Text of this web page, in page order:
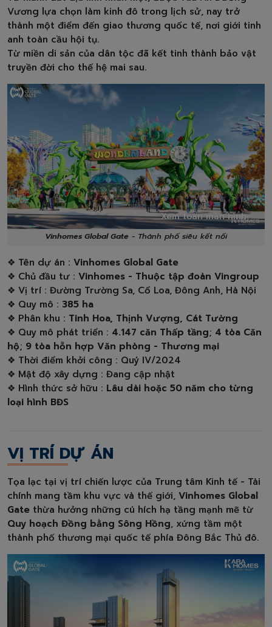
Vương lựa chọn làm kinh đô trong lịch sử, nay trở
thành một điểm đến giao thương quốc tế, nơi giới tinh
anh toàn cầu hội tụ.
Từ miền di sản của dân tộc đã kết tinh thành bảo vật
truyền đời cho thế hệ mai sau.
Xem toàn màn hình
Vinhomes Global Gate - Thành phố siêu kết nối
❖ Tên dự án : Vinhomes Global Gate
❖ Chủ đầu tư : Vinhomes - Thuộc tập đoàn Vingroup
❖ Vị trí : Đường Trường Sa, Cổ Loa, Đông Anh, Hà Nội
❖ Quy mô : 385 ha
❖ Phân khu : Tinh Hoa, Thịnh Vượng, Cát Tường
❖ Quy mô phát triển : 4.147 căn Thấp tầng; 4 tòa Căn
hộ; 9 tòa hỗn hợp Văn phòng - Thương mại
❖ Thời điểm khởi công : Quý IV/2024
❖ Mật độ xây dựng : Đang cập nhật
❖ Hình thức sở hữu : Lâu dài hoặc 50 năm cho từng
loại hình BĐS
VỊ TRÍ DỰ ÁN
Tọa lạc tại vị trí chiến lược của Trung tâm Kinh tế - Tài
chính mang tầm khu vực và thế giới, Vinhomes Global
Gate thừa hưởng những cú hích hạ tầng mạnh mẽ từ
Quy hoạch Đồng bằng Sông Hồng, xứng tầm một
thành phố thương mại quốc tế phía Đông Bắc Thủ đô.